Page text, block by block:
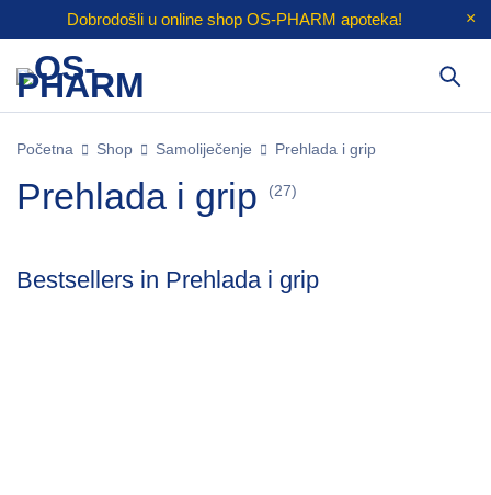
Dobrodošli u online shop OS-PHARM apoteka!
Početna Shop Samoliječenje Prehlada i grip
Prehlada i grip (27)
Bestsellers in Prehlada i grip